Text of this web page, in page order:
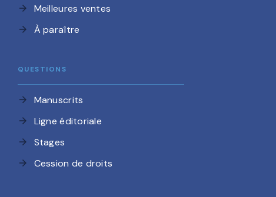
arrow_forward Meilleures ventes
arrow_forward À paraître
QUESTIONS
arrow_forward Manuscrits
arrow_forward Ligne éditoriale
arrow_forward Stages
arrow_forward Cession de droits